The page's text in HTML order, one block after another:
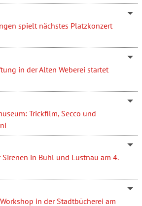
spielt nächstes Platzkonzert
in der Alten Weberei startet
Trickfilm, Secco und
in Bühl und Lustnau am 4.
in der Stadtbücherei am